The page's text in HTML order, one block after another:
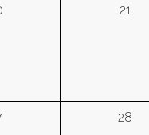
21
28